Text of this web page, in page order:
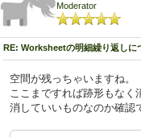
Moderator
RE: Worksheetの明細繰り返しに
空間が残っちゃいますね。
ここまですれば跡形もなく
消していいものなのか確認